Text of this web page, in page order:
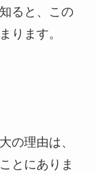
ると、この
ります。
の理由は、
とにありま